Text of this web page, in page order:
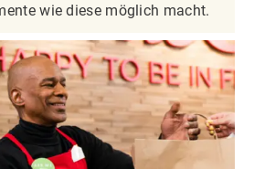
wie diese möglich macht.